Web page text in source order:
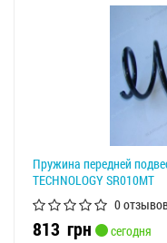
Пружина передней
TECHNOLOGY SR010MT
0
813 грн
сегодня